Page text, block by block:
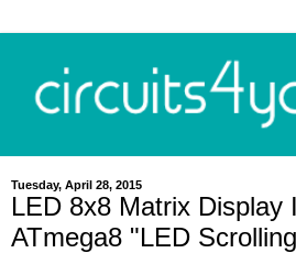
Tuesday, April 28, 2015
LED 8x8 Matrix Display
ATmega8 "LED